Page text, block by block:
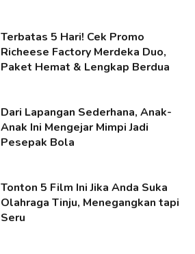
Terbatas 5 Hari! Cek Promo
Richeese Factory Merdeka Duo,
Paket Hemat & Lengkap Berdua
Dari Lapangan Sederhana, Anak-
Anak Ini Mengejar Mimpi Jadi
Pesepak Bola
Tonton 5 Film Ini Jika Anda Suka
Olahraga Tinju, Menegangkan tapi
Seru